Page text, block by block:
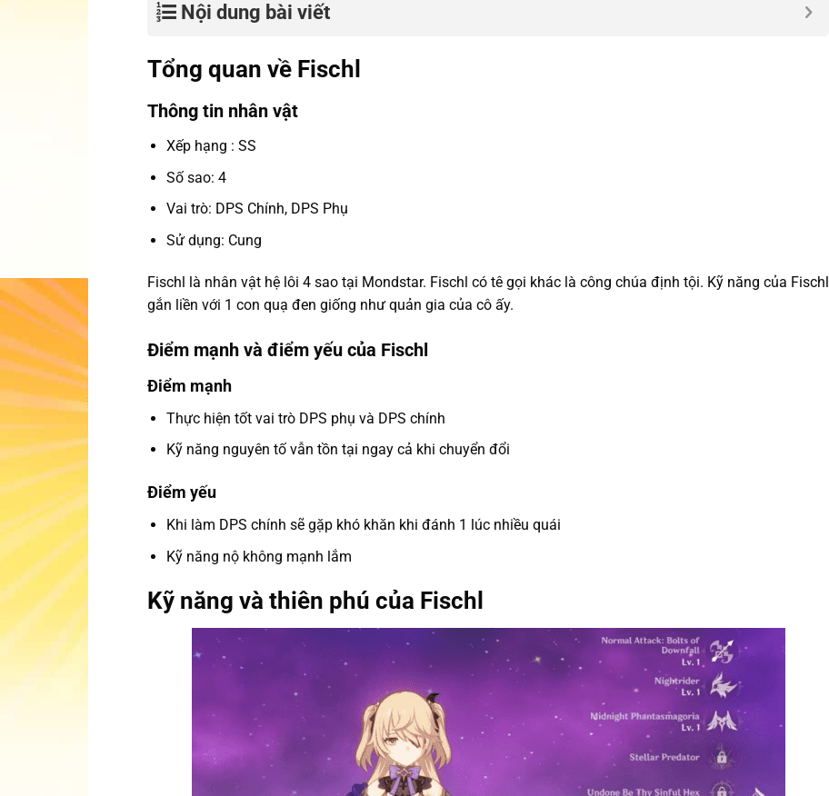
Nội dung bài viết
Tổng quan về Fischl
Thông tin nhân vật
Xếp hạng : SS
Số sao: 4
Vai trò: DPS Chính, DPS Phụ
Sử dụng: Cung
Fischl là nhân vật hệ lôi 4 sao tại Mondstar. Fischl có tê gọi khác là công chúa định tội. Kỹ năng của Fischl
gắn liền với 1 con quạ đen giống như quản gia của cô ấy.
Điểm mạnh và điểm yếu của Fischl
Điểm mạnh
Thực hiện tốt vai trò DPS phụ và DPS chính
Kỹ năng nguyên tố vẫn tồn tại ngay cả khi chuyển đổi
Điểm yếu
Khi làm DPS chính sẽ gặp khó khăn khi đánh 1 lúc nhiều quái
Kỹ năng nộ không mạnh lắm
Kỹ năng và thiên phú của Fischl